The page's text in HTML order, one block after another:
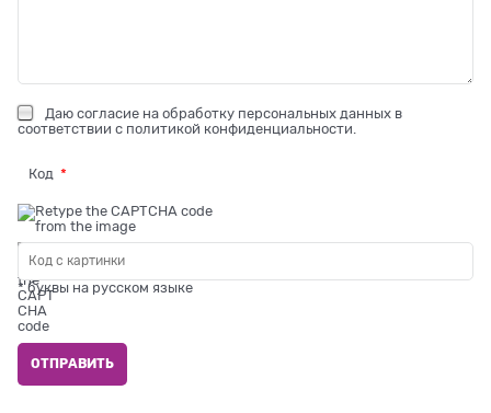
Даю согласие на обработку персональных данных в
соответствии с политикой конфиденциальности
Код
* буквы на русском языке